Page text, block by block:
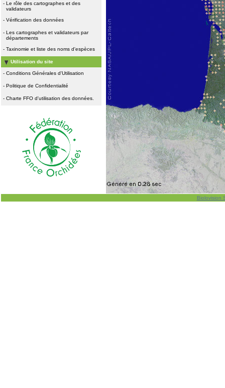
- Le rôle des cartographes et des
validateurs
- Vérification des données
- Les cartographes et validateurs par
départements
- Taxinomie et liste des noms d'espèces
Utilisation du site
- Conditions Générales d'Utilisation
- Politique de Confidentialité
- Charte FFO d'utilisation des données.
Biolovision